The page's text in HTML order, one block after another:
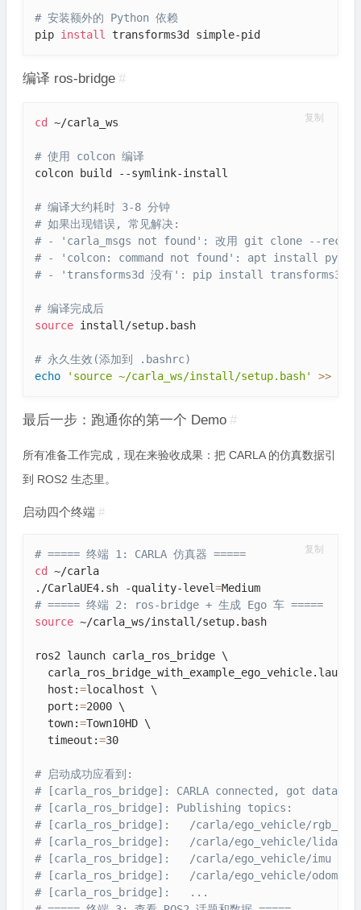
# 安装额外的 Python 依赖
pip install transforms3d simple-pid
编译 ros-bridge #
cd ~/carla_ws
# 使用 colcon 编译
colcon build --symlink-install
# 编译大约耗时 3-8 分钟
# 如果出现错误, 常见解决:
# - 'carla_msgs not found': 改用 git clone --
# - 'colcon: command not found': apt install
# - 'transforms3d 没有': pip install transforms3d
# 编译完成后
source install/setup.bash
# 永久生效(添加到 .bashrc)
echo
'source ~/carla_ws/install/setup.bash' >>
复制
最后一步：跑通你的第一个 Demo #
所有准备工作完成，现在来验收成果：把 CARLA 的仿真数据引
到 ROS2 生态里。
启动四个终端 #
# ===== 终端 1: CARLA 仿真器 =====
cd
~/carla
./CarlaUE4.sh -quality-level=
# ===== 终端 2: ros-bridge + 生成 Ego 车 =====
source ~/carla_ws/install/setup.bash
ros2 launch carla_ros_bridge \
  host:
=localhost \
  port:
=2000 \
  town:
=Town10HD \
  timeout:
=30
# 启动成功应看到:
# [carla_ros_bridge]: CARLA connected, got data:
# [carla_ros_bridge]: Publishing topics:
# [carla_ros_bridge]:   /carla/ego_vehicle/
# [carla_ros_bridge]:   /carla/ego_vehicle/lidar
# [carla_ros_bridge]:   /carla/ego_vehicle/imu
# [carla_ros_bridge]:   /carla/ego_vehicle/
# [carla_ros_bridge]:   ...
复制